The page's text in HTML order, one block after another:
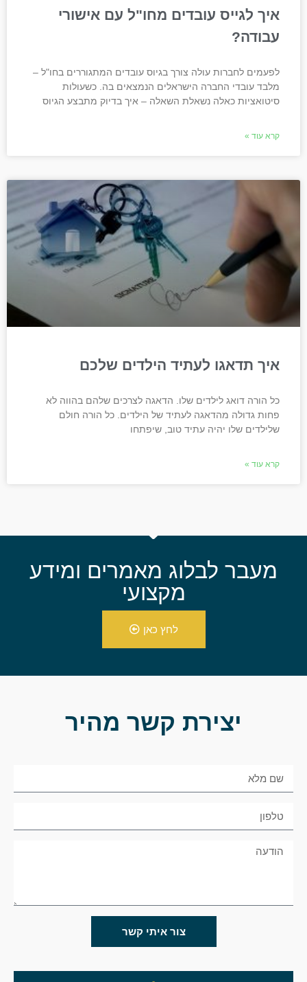
איך לגייס עובדים מחו"ל עם אישורי
עבודה?
לפעמים לחברות עולה צורך בגיוס עובדים המתגוררים בחו"ל –
מלבד עובדי החברה הישראלים הנמצאים בה. כשעולות
סיטואציות כאלה נשאלת השאלה – איך בדיוק מתבצע הגיוס
קרא עוד »
איך תדאגו לעתיד הילדים שלכם
כל הורה דואג לילדים שלו. הדאגה לצרכים שלהם בהווה לא
פחות גדולה מהדאגה לעתיד של הילדים. כל הורה חולם
שלילדים שלו יהיה עתיד טוב, שיפתחו
קרא עוד »
מעבר לבלוג מאמרים ומידע
מקצועי
לחץ כאן
יצירת קשר מהיר
צור איתי קשר